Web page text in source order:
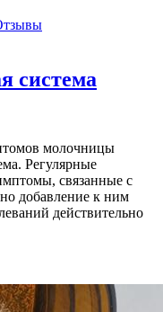
система
молочницы
Регулярные
связанные с
добавление к ним
действительно